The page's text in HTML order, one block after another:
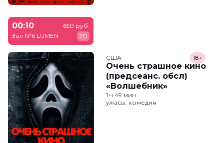
00:10
Зал №6 LUMEN
650 руб.
2D
США
Очень страшное кино
(предсеанс. обсл)
«Волшебник»
18+
1 ч 49 мин
ужасы, комедия